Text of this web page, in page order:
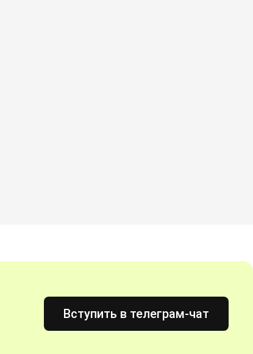
Вступить в телеграм-чат